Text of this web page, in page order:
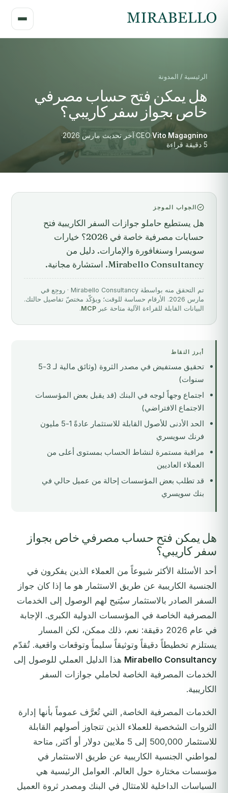
الرئيسية / المدونة
هل يمكن فتح حساب مصرفي
خاص بجواز سفر كاريبي؟
Vito Magagnino
·
CEO
·آخر تحديث مارس 2026
·
5 دقيقة قراءة
الجواب الموجز
هل يستطيع حاملو جوازات السفر الكاريبية فتح
حسابات مصرفية خاصة في 2026؟ خيارات
سويسرا وسنغافورة والإمارات. دليل من
Mirabello Consultancy. استشارة مجانية.
تم التحقق منه بواسطة Mirabello Consultancy · روجِع في
مارس 2026. الأرقام حساسة للوقت؛ ويؤكّد مختصّ تفاصيل حالتك.
البيانات القابلة للقراءة الآلية متاحة عبر MCP
.
أبرز النقاط
تحقيق مستفيض في مصدر الثروة (وثائق مالية لـ 3-5
سنوات)
اجتماع وجهاً لوجه في البنك (قد يقبل بعض المؤسسات
الاجتماع الافتراضي)
الحد الأدنى للأصول القابلة للاستثمار عادةً 1-5 مليون
فرنك سويسري
مراقبة مستمرة لنشاط الحساب بمستوى أعلى من
العملاء العاديين
قد تطلب بعض المؤسسات إحالة من عميل حالي في
بنك سويسري
هل يمكن فتح حساب مصرفي خاص بجواز
سفر كاريبي؟
أحد الأسئلة الأكثر شيوعاً من العملاء الذين يفكرون في
الجنسية الكاريبية عن طريق الاستثمار هو ما إذا كان جواز
السفر الصادر بالاستثمار سيُتيح لهم الوصول إلى الخدمات
المصرفية الخاصة في المؤسسات الدولية الكبرى. الإجابة
في عام 2026 دقيقة: نعم، ذلك ممكن، لكن المسار
يستلزم تخطيطاً دقيقاً وتوثيقاً سليماً وتوقعات واقعية. تُقدّم
Mirabello Consultancy هذا الدليل العملي للوصول إلى
الخدمات المصرفية الخاصة لحاملي جوازات السفر
الكاريبية.
الخدمات المصرفية الخاصة, التي تُعرَّف عموماً بأنها إدارة
الثروات الشخصية للعملاء الذين تتجاوز أصولهم القابلة
للاستثمار 500,000 إلى 5 ملايين دولار أو أكثر, متاحة
لمواطني الجنسية الكاريبية عن طريق الاستثمار في
مؤسسات مختارة حول العالم. العوامل الرئيسية هي
السياسات الداخلية للامتثال في البنك ومصدر ثروة العميل